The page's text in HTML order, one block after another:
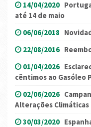
14/04/2020
até 14 de maio
06/06/2018
22/08/2016
01/04/2026
cêntimos ao Gasóleo
02/06/2026
Alterações Climáticas
30/03/2020